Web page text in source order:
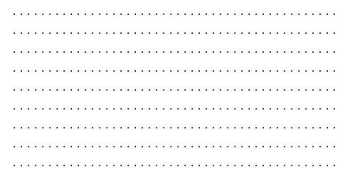
. . . . . . . . . . . . . . . . . . . . . . . . . . . . . . . . . . . . . . . . . . . . . .
. . . . . . . . . . . . . . . . . . . . . . . . . . . . . . . . . . . . . . . . . . . . . .
. . . . . . . . . . . . . . . . . . . . . . . . . . . . . . . . . . . . . . . . . . . . . .
. . . . . . . . . . . . . . . . . . . . . . . . . . . . . . . . . . . . . . . . . . . . . .
. . . . . . . . . . . . . . . . . . . . . . . . . . . . . . . . . . . . . . . . . . . . . .
. . . . . . . . . . . . . . . . . . . . . . . . . . . . . . . . . . . . . . . . . . . . . .
. . . . . . . . . . . . . . . . . . . . . . . . . . . . . . . . . . . . . . . . . . . . . .
. . . . . . . . . . . . . . . . . . . . . . . . . . . . . . . . . . . . . . . . . . . . . .
. . . . . . . . . . . . . . . . . . . . . . . . . . . . . . . . . . . . . . . . . . . . . .